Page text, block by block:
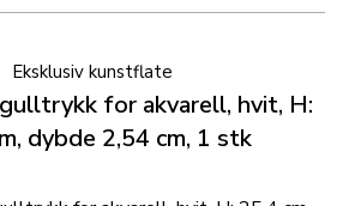
Eksklusiv kunstflate
for akvarell, hvit, H:
dybde 2,54 cm, 1 stk